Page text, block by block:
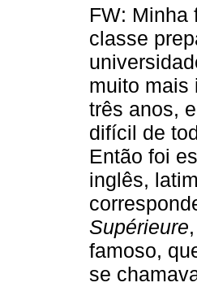
FW: Minha
classe
muito mais
três anos,
difícil de
Então foi
inglês,
Supérieure
famoso,
se